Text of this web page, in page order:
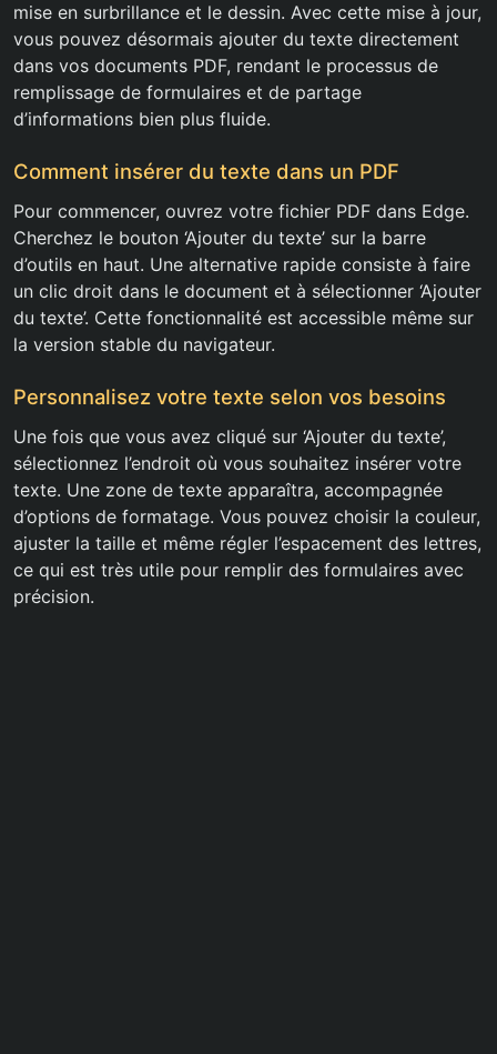
mise en surbrillance et le dessin. Avec cette mise à jour,
vous pouvez désormais ajouter du texte directement
dans vos documents PDF, rendant le processus de
remplissage de formulaires et de partage
d’informations bien plus fluide.
Comment insérer du texte dans un PDF
Pour commencer, ouvrez votre fichier PDF dans Edge.
Cherchez le bouton ‘Ajouter du texte’ sur la barre
d’outils en haut. Une alternative rapide consiste à faire
un clic droit dans le document et à sélectionner ‘Ajouter
du texte’. Cette fonctionnalité est accessible même sur
la version stable du navigateur.
Personnalisez votre texte selon vos besoins
Une fois que vous avez cliqué sur ‘Ajouter du texte’,
sélectionnez l’endroit où vous souhaitez insérer votre
texte. Une zone de texte apparaîtra, accompagnée
d’options de formatage. Vous pouvez choisir la couleur,
ajuster la taille et même régler l’espacement des lettres,
ce qui est très utile pour remplir des formulaires avec
précision.